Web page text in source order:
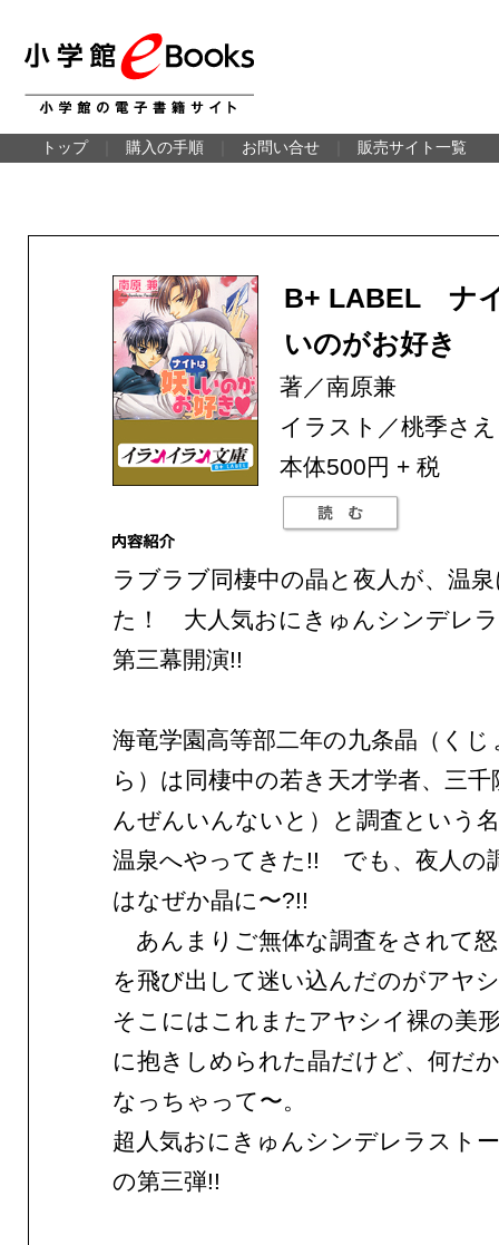
トップ 購入の手順 お問い合せ 販売サイト一覧
B+ LABEL ナ
いのがお好き
著／南原兼
イラスト／桃季さえ
本体500円 + 税
ラブラブ同棲中の晶と夜人が、温
た！ 大人気おにきゅんシンデレ
第三幕開演!!
海竜学園高等部二年の九条晶（く
ら）は同棲中の若き天才学者、三千
んぜんいんないと）と調査という
温泉へやってきた!! でも、夜人の
はなぜか晶に〜?!!
あんまりご無体な調査をされて
を飛び出して迷い込んだのがアヤ
そこにはこれまたアヤシイ裸の美
に抱きしめられた晶だけど、何だ
なっちゃって〜。
超人気おにきゅんシンデレラスト
の第三弾!!